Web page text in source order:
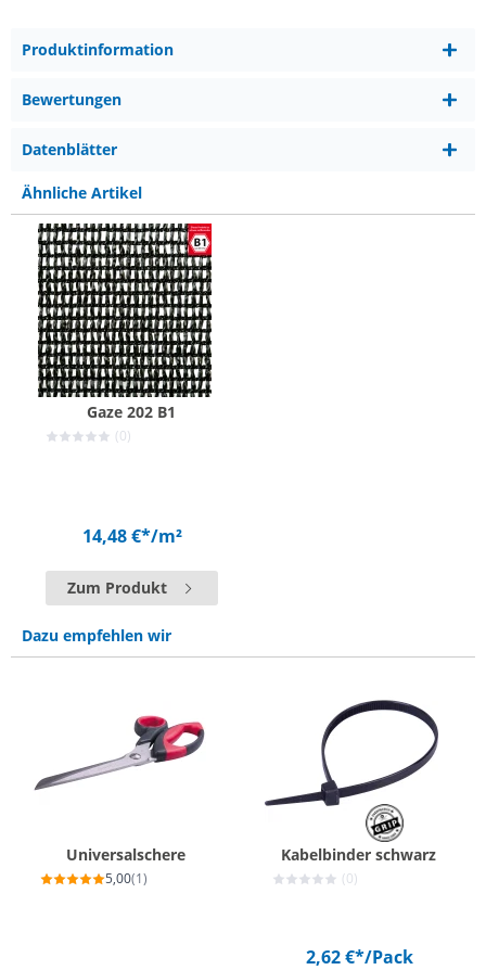
Produktinformation
Bewertungen
Datenblätter
Ähnliche Artikel
Gaze 202 B1
(0)
14,48 €*/m²
Zum Produkt
Dazu empfehlen wir
Universalschere
5,00(1)
Kabelbinder schwarz
(0)
2,62 €*/Pack